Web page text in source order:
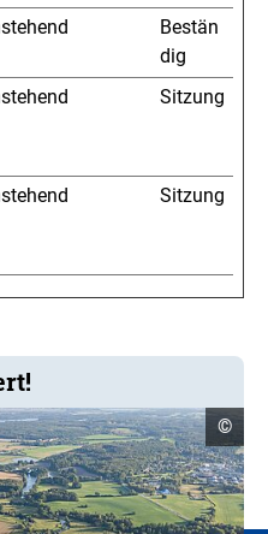
Bestän
dig
Sitzung
Sitzung
©